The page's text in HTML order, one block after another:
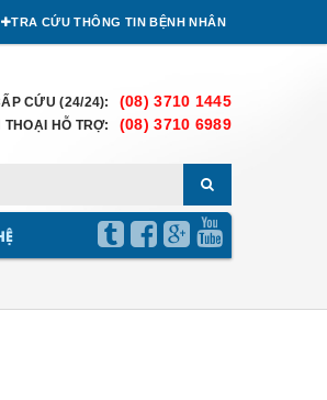
TRA CỨU THÔNG TIN BỆNH NHÂN
CỨU (24/24): (08) 3710 1445
THOẠI HỖ TRỢ: (08) 3710 6989